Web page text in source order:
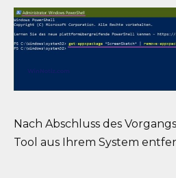
Nach Abschluss des
Tool aus Ihrem System